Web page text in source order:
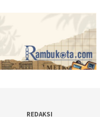
REDAKSI